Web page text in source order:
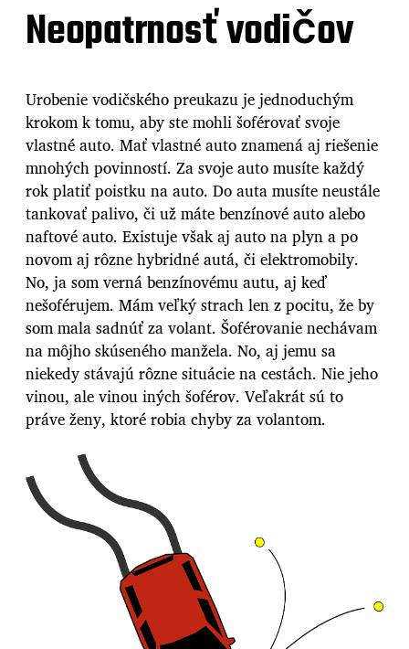
Neopatrnosť vodičov
Urobenie vodičského preukazu je jednoduchým
krokom k tomu, aby ste mohli šoférovať svoje
vlastné auto. Mať vlastné auto znamená aj riešenie
mnohých povinností. Za svoje auto musíte každý
rok platiť poistku na auto. Do auta musíte neustále
tankovať palivo, či už máte benzínové auto alebo
naftové auto. Existuje však aj auto na plyn a po
novom aj rôzne hybridné autá, či elektromobily.
No, ja som verná benzínovému autu, aj keď
nešoférujem. Mám veľký strach len z pocitu, že by
som mala sadnúť za volant. Šoférovanie nechávam
na môjho skúseného manžela. No, aj jemu sa
niekedy stávajú rôzne situácie na cestách. Nie jeho
vinou, ale vinou iných šoférov. Veľakrát sú to
práve ženy, ktoré robia chyby za volantom.